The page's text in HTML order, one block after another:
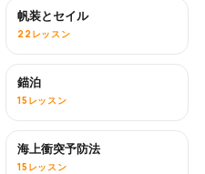
帆装とセイル
22レッスン
錨泊
15レッスン
海上衝突予防法
15レッスン